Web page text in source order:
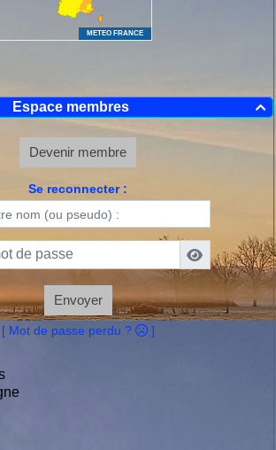

Espace membres
Devenir membre
Se reconnecter :
Envoyer
[ Mot de passe perdu ? ]